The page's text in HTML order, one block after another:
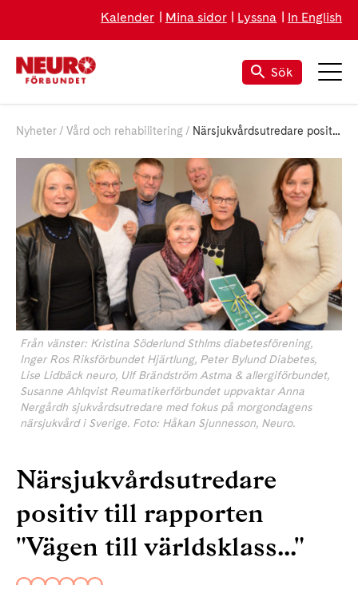
Kalender Mina sidor Lyssna In English
Sök
Nyheter Vård och rehabilitering Närsjukvårdsutredare positiv till rapporten "Vägen till världsklass..."
Från vänster: Kristina Söderlund Sthlms diabetesförening,
Inger Ros Riksförbundet Hjärtlung, Peter Bylund Diabetes,
Lise Lidbäck neuro, Ulf Brändström Astma & allergiförbundet,
Susanne Ahlqvist Reumatikerförbundet uppvaktar Anna
Nergårdh sjukvårdsutredare med fokus på morgondagens
närsjukvård i Sverige. Foto: Håkan Sjunnesson, Neuro.
Närsjukvårdsutredare
positiv till rapporten
"Vägen till världsklass..."